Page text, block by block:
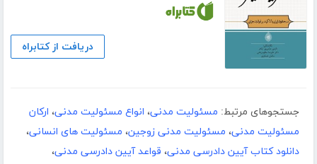
دریافت از کتابراه
جستجوهای مرتبط: مسئولیت مدنی، انواع مسئولیت مدنی، ارکان
مسئولیت مدنی، مسئولیت مدنی زوجین، مسئولیت های انسانی،
دانلود کتاب آیین دادرسی مدنی، قواعد آیین دادرسی مدنی،